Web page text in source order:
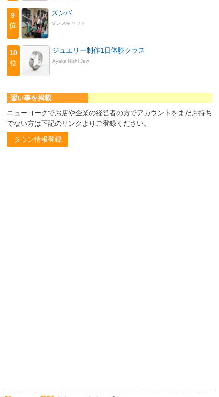
9
位
ズンバ
ダンスキャット
10
位
ジュエリー制作1日体験クラス
Ayaka Nishi Jew
習い事を掲載
ニューヨークでお店や企業の経営者の方でアカウントをまだお持ち
でない方は下記のリンクよりご登録ください。
タウン情報登録